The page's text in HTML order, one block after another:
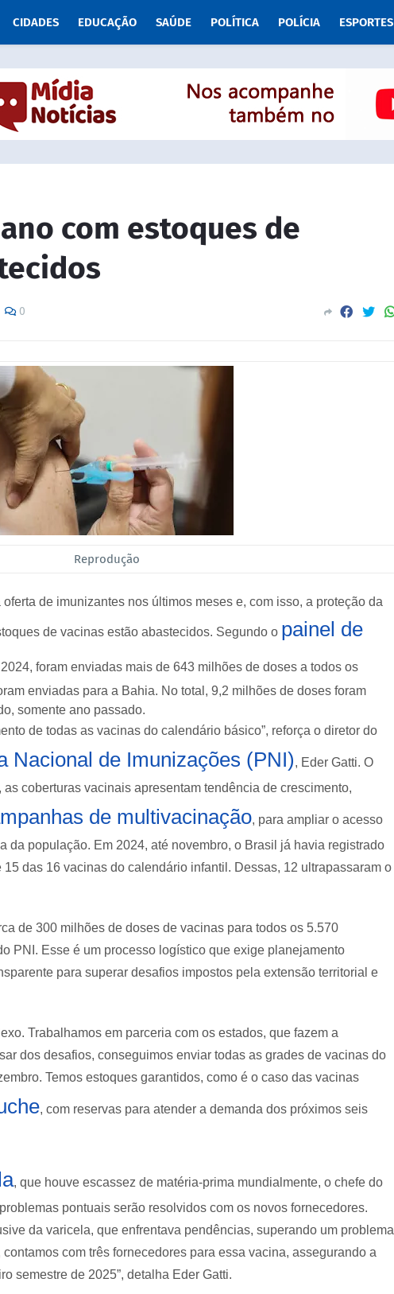
CIDADES EDUCAÇÃO SAÚDE POLÍTICA POLÍCIA ESPORTES
com estoques de
0
Reprodução
de imunizantes nos últimos meses e, com isso, a proteção da
de vacinas estão abastecidos. Segundo o painel de
foram enviadas mais de 643 milhões de doses a todos os
enviadas para a Bahia. No total, 9,2 milhões de doses foram
somente ano passado.
de todas as vacinas do calendário básico”, reforça o diretor do
Nacional de Imunizações (PNI), Eder Gatti. O
coberturas vacinais apresentam tendência de crescimento,
de multivacinação, para ampliar o acesso
da população. Em 2024, até novembro, o Brasil já havia registrado
das 16 vacinas do calendário infantil. Dessas, 12 ultrapassaram o
de 300 milhões de doses de vacinas para todos os 5.570
PNI. Esse é um processo logístico que exige planejamento
para superar desafios impostos pela extensão territorial e
Trabalhamos em parceria com os estados, que fazem a
dos desafios, conseguimos enviar todas as grades de vacinas do
Temos estoques garantidos, como é o caso das vacinas
, com reservas para atender a demanda dos próximos seis
, que houve escassez de matéria-prima mundialmente, o chefe do
pontuais serão resolvidos com os novos fornecedores.
da varicela, que enfrentava pendências, superando um problema
com três fornecedores para essa vacina, assegurando a
semestre de 2025”, detalha Eder Gatti.